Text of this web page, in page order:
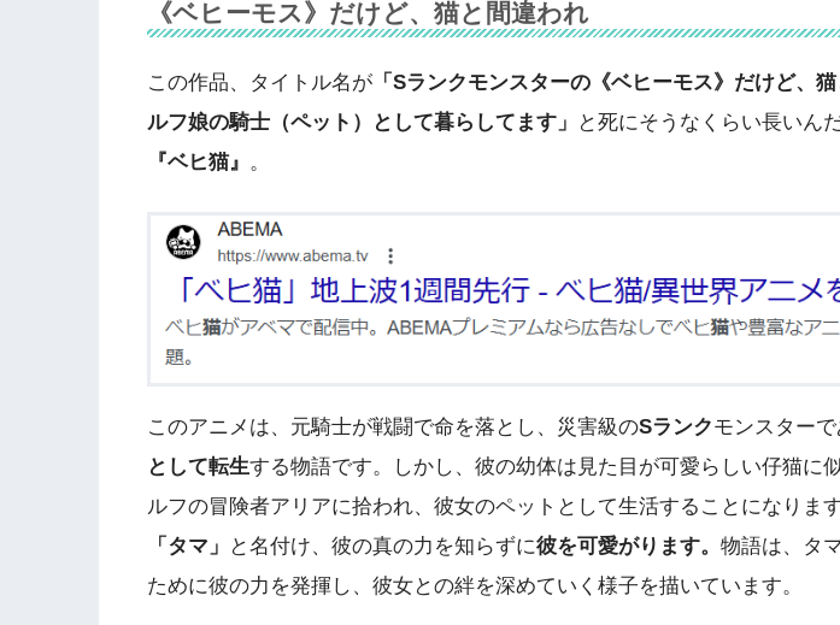
《ベヒーモス》だけど、猫と間違われ
この作品、タイトル名が 「Sランクモンスターの《ベヒーモス》だけど、
ルフ娘の騎⼠（ペット）として暮らしてます」
と死にそうなくらい長いん
『ベヒ猫』 。
このアニメは、元騎士が戦闘で命を落とし、災害級のSランクモンスターで
として転生する物語です。しかし、彼の幼体は見た目が可愛らしい仔猫に
ルフの冒険者アリアに拾われ、彼女のペットとして生活することになりま
「タマ」
と名付け、彼の真の力を知らずに彼を可愛がります。 物語は、タ
ために彼の力を発揮し、彼女との絆を深めていく様子を描いています。